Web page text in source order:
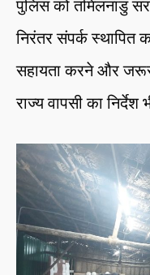
पुलिस को तमिलनाडु
निरंतर संपर्क स्थापित
सहायता करने और
राज्य वापसी का निर्देश